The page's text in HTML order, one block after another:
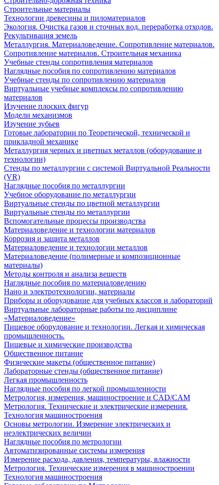
Строительные материалы
Технологии древесины и пиломатериалов
Экология. Очистка газов и сточных вод. переработка отходов.
Рекультивация земель
Металлургия. Материаловедение. Сопротивление материалов.
Сопротивление материалов. Строительная механика
Учебные стенды сопротивления материалов
Наглядные пособия по сопротивлению материалов
Учебные стенды по сопротивлению материалов
Виртуальные учебные комплексы по сопротивлению
материалов
Изучение плоских фигур
Модели механизмов
Изучение зубьев
Готовые лаборатории по Теоретической, технической и
прикладной механике
Металлургия черных и цветных металлов (оборудование и
технологии)
Cтенды по металлургии с системой Виртуальной Реальности
(VR)
Наглядные пособия по металлургии
Учебное оборудование по металлургии
Виртуальные стенды по цветной металлургии
Виртуальные стенды по металлургии
Вспомогательные процессы производства
Материаловедение и технологии материалов
Коррозия и защита металлов
Материаловедение и технологии металлов
Материаловедение (полимерные и композиционные
материалы)
Методы контроля и анализа веществ
Наглядные пособия по материаловедению
Нано и электротехнологии, материалы
Приборы и оборудование для учебных классов и лабораторий
Виртуальные лабораторные работы по дисциплине
«Материаловедение»
Пищевое оборудование и технологии. Легкая и химическая
промышленность.
Пищевые и химические производства
Общественное питание
Физические макеты (общественное питание)
Лабораторные стенды (общественное питание)
Легкая промышленность
Наглядные пособия по легкой промышленности
Метрология, измерения, машиностроение и CAD/CAM
Метрология. Технические и электрические измерения.
Технология машиностроения
Основы метрологии. Измерение электрических и
неэлектрических величин
Наглядные пособия по метрологии
Автоматизированные системы измерения
Измерение расхода, давления, температуры, влажности
Метрология. Технические измерения в машиностроении
Технология машиностроения